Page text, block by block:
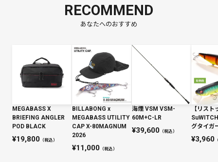
RECOMMEND
あなたへのおすすめ
MEGABASS X
BRIEFING ANGLER
POD BLACK
19,800 （税込）
BILLABONG x
MEGABASS UTILITY
CAP X-80MAGNUM
2026
11,000（税込）
海煙 VSM VSM-
60M+C-LR
39,600（税込）
【リスト
グタイガ
3,960